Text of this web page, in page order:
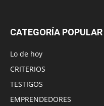
CATEGORÍA POPULAR
Lo de hoy
CRITERIOS
TESTIGOS
EMPRENDEDORES